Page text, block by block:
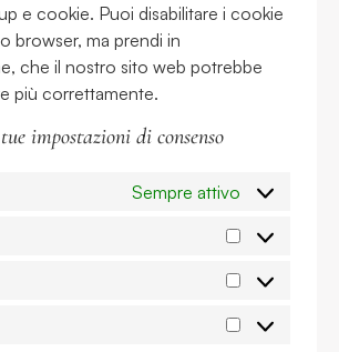
e cookie. Puoi disabilitare i cookie
browser, ma prendi in
che il nostro sito web potrebbe
più correttamente.
impostazioni di consenso
Sempre attivo